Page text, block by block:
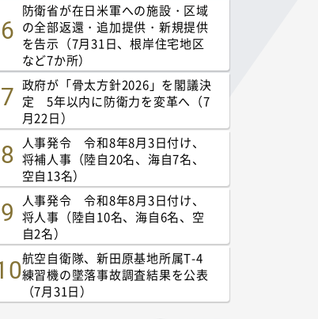
防衛省が在日米軍への施設・区域
の全部返還・追加提供・新規提供
を告示（7月31日、根岸住宅地区
など7か所）
政府が「骨太方針2026」を閣議決
定 5年以内に防衛力を変革へ（7
月22日）
人事発令 令和8年8月3日付け、
将補人事（陸自20名、海自7名、
空自13名）
人事発令 令和8年8月3日付け、
将人事（陸自10名、海自6名、空
自2名）
航空自衛隊、新田原基地所属T-4
練習機の墜落事故調査結果を公表
（7月31日）